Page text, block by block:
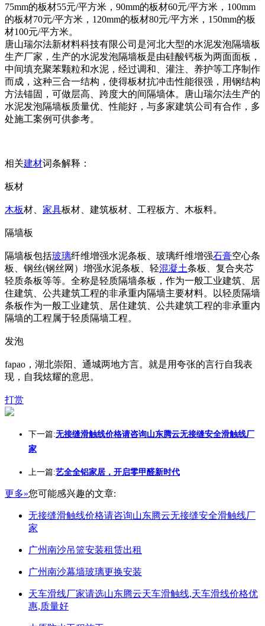
75mm的板材55元/平方米，90mm的板材60元/平方米，100mm
的板材70元/平方米，120mm的板材80元/平方米，150mm的板
材100元/平方米。
唐山瑞尔法新材料科技有限公司是河北大型的水泥发泡隔墙板
生产厂家，生产的水泥发泡隔墙板是由硅酸钙板为两面面板，
中间填充聚苯颗粒和水泥，经过调和、灌注、养护等工序制作
而成，这种三合一结构，使得板材抗冲击性能很强，用钢结构
方法锚固，可做层高、跨度大的间隔墙体。唐山瑞尔法生产的
水泥发泡隔墙板质量优、性能好，与多家建筑公司有合作，多
处施工案例可供参考。
相关建材词条解释：
板材
木板材、 家具板材、建筑板材、工程板方、木板料。
隔墙板
隔墙板包括玻璃纤维增强水泥条板、玻璃纤维增强石膏空心条
板、钢丝(钢丝网）增强水泥条板、轻混凝土条板、复合夹芯
轻质条板等等。全称是轻质隔墙条板，作为一般工业建筑、居
住建筑、公共建筑工程的非承重内隔墙主要材料。以轻质隔墙
条板作为一般工业建筑、居住建筑、公共建筑工程的非承重内
隔墙的工程属于轻质隔墙工程。
发泡
fapao，湖北崇阳、通城两地方言。就是用夸张的言行自我表
现，自我炫耀的意思。
打赏
下一篇:无接缝滑触线价格请咨询山东腾云无接缝安全滑触线厂
家
上一篇:艺全全铝家居，开启零甲醛新时代
更多»您可能感兴趣的文章:
无接缝滑触线价格请咨询山东腾云无接缝安全滑触线厂
家
广州南沙吊篮安装租赁出租
广州南沙幕墙玻璃更换安装
天车滑线厂家请选山东腾云天车滑触线,天车滑线价格优
惠,质量好